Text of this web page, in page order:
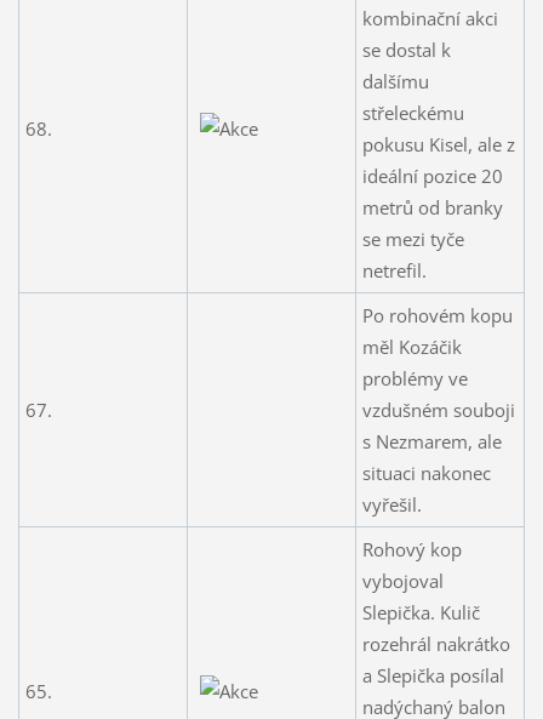
68.
kombinační akci
se dostal k
dalšímu
střeleckému
pokusu Kisel, ale z
ideální pozice 20
metrů od branky
se mezi tyče
netrefil.
67.
Po rohovém kopu
měl Kozáčik
problémy ve
vzdušném souboji
s Nezmarem, ale
situaci nakonec
vyřešil.
65.
Rohový kop
vybojoval
Slepička. Kulič
rozehrál nakrátko
a Slepička posílal
nadýchaný balon